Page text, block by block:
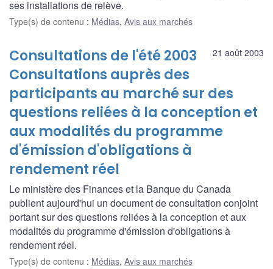
ses installations de relève.
Type(s) de contenu : Médias, Avis aux marchés
21 août 2003
Consultations de l'été 2003
Consultations auprès des
participants au marché sur des
questions reliées à la conception et
aux modalités du programme
d'émission d'obligations à
rendement réel
Le ministère des Finances et la Banque du Canada
publient aujourd'hui un document de consultation conjoint
portant sur des questions reliées à la conception et aux
modalités du programme d'émission d'obligations à
rendement réel.
Type(s) de contenu : Médias, Avis aux marchés